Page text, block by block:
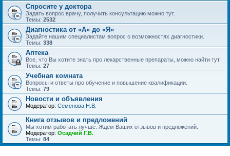
Спросите у доктора
Задать вопрос врачу, получить консультацию можно тут.
Темы: 2532
Диагностика от «А» до «Я»
Задайте нашим специалистам вопрос о возможностях диагностики.
Темы: 338
Аптека
Все, что Вы хотите знать про лекарственные препараты, можно найти тут.
Темы: 27
Учебная комната
Вопросы и ответы про обучение и повышение квалификации.
Темы: 79
Новости и объявления
Модератор: Семенова Н.В.
Книга отзывов и предложений
Мы хотим работать лучше. Ждем Ваших отзывов и предложений.
Модератор: Осадчий Г.В.
Темы: 84